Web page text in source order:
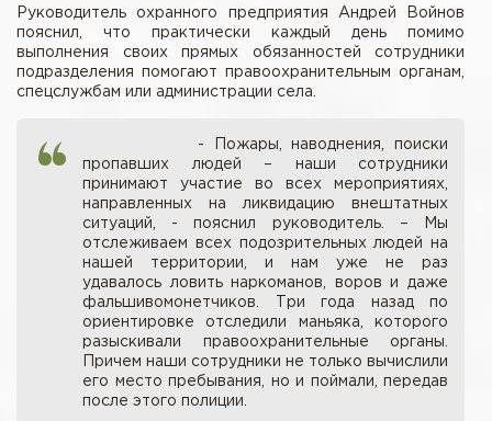
Руководитель охранного предприятия Андрей Войнов
пояснил, что практически каждый день помимо
выполнения своих прямых обязанностей сотрудники
подразделения помогают правоохранительным органам,
спецслужбам или администрации села.
- Пожары, наводнения, поиски
пропавших людей – наши сотрудники
принимают участие во всех мероприятиях,
направленных на ликвидацию внештатных
ситуаций, - пояснил руководитель. – Мы
отслеживаем всех подозрительных людей на
нашей территории, и нам уже не раз
удавалось ловить наркоманов, воров и даже
фальшивомонетчиков. Три года назад по
ориентировке отследили маньяка, которого
разыскивали правоохранительные органы.
Причем наши сотрудники не только вычислили
его место пребывания, но и поймали, передав
после этого полиции.